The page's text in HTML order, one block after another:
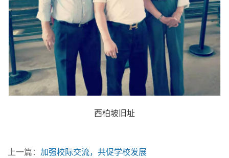
西柏坡旧址
上一篇： 加强校际交流，共促学校发展